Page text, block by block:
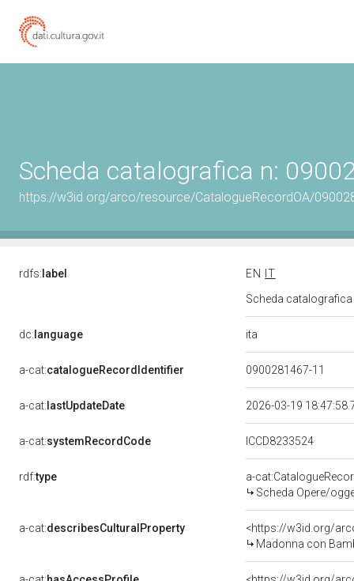
Scheda catalografica n:
https://w3id.org/arco/resource/CatalogueRecordOA/
rdfs: label EN
IT
Scheda
dc: language ita
a-cat:catalogueRecordIdentifier 0900281467-11
a-cat: lastUpdateDate 2026-03-19
a-cat:systemRecordCode ICCD8233524
rdf:type
a-
Scheda Opere/
a-cat:describesCulturalProperty
<https://w3id.org/
Madonna con